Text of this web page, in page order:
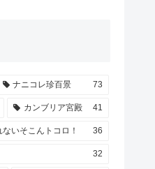
ナニコレ珍百景 73
カンブリア宮殿 41
いそこんトコロ！ 36
32